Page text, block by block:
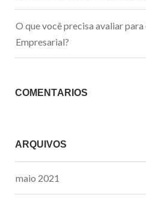
O que você precisa avaliar
Empresarial?
COMENTÁRIOS
ARQUIVOS
maio 2021